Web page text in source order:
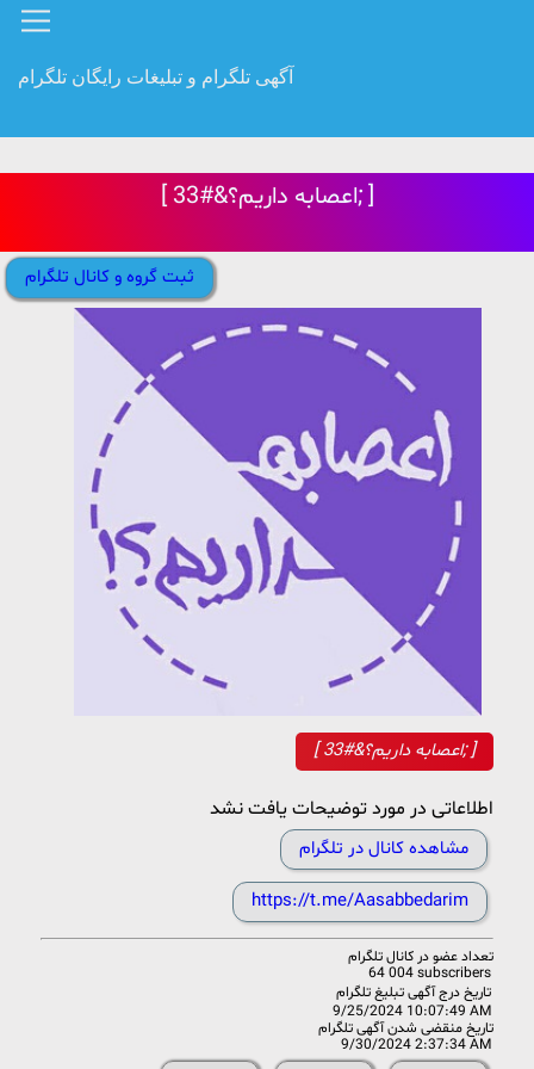
آگهی تلگرام و تبلیغات رایگان تلگرام
[ اعصابه داریم؟&#33; ]
ثبت گروه و کانال تلگرام
[ اعصابه داریم؟&#33; ]
اطلاعاتی در مورد توضیحات یافت نشد
مشاهده کانال در تلگرام
https://t.me/Aasabbedarim
تعداد عضو در کانال تلگرام
64 004 subscribers
تاریخ درج آگهی تبلیغ تلگرام
9/25/2024 10:07:49 AM
تاریخ منقضی شدن آگهی تلگرام
9/30/2024 2:37:34 AM